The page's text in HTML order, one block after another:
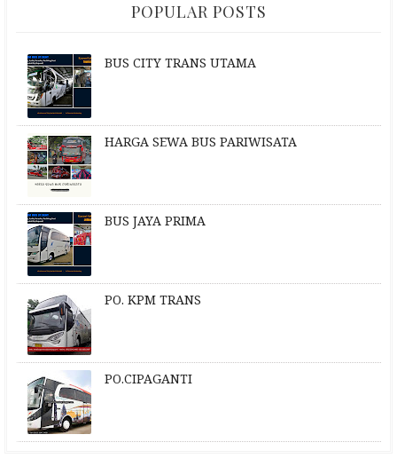
POPULAR POSTS
BUS CITY TRANS UTAMA
HARGA SEWA BUS PARIWISATA
BUS JAYA PRIMA
PO. KPM TRANS
PO.CIPAGANTI